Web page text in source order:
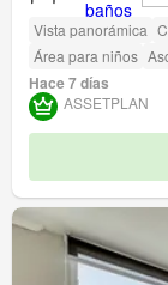
Vista panorámica
Área para niños
Hace 7 días
ASSETPLAN